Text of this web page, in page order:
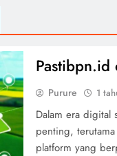
Pastibpn.id
Purure 1
Dalam era digital
penting,
platform yang